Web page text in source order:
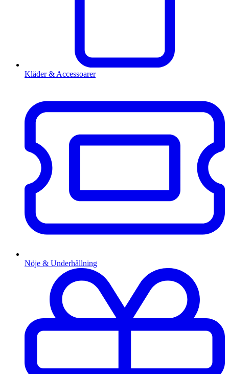
Kläder & Accessoarer
Nöje & Underhållning